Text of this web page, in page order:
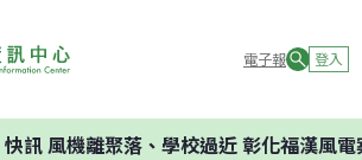
電子報 登入
快訊風機離聚落、學校過近 彰化福漢風電